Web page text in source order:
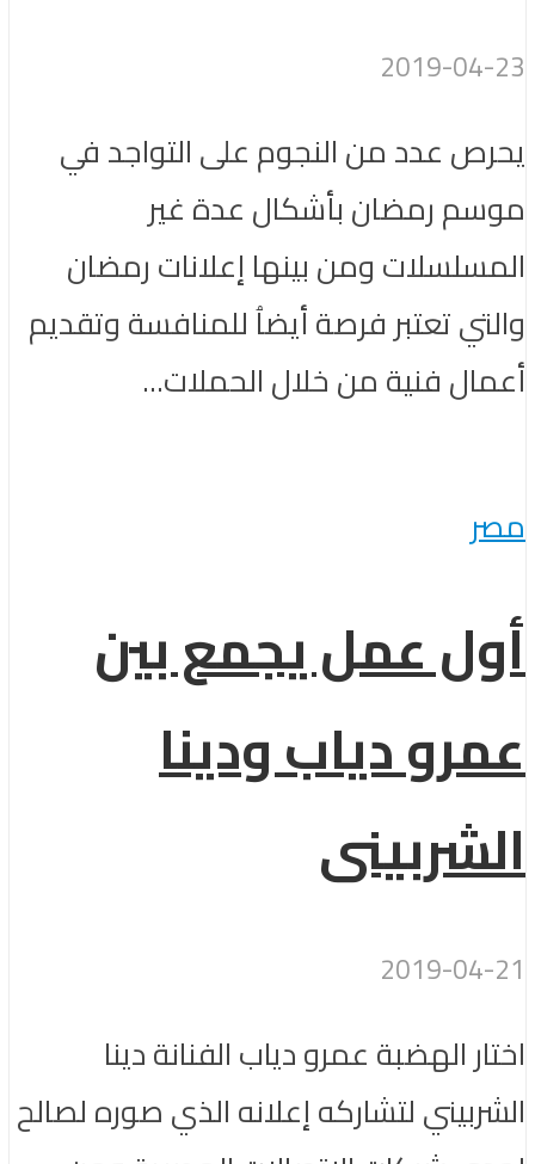
2019-04-23
يحرص عدد من النجوم على التواجد في
موسم رمضان بأشكال عدة غير
المسلسلات ومن بينها إعلانات رمضان
والتي تعتبر فرصة أيضاُ للمنافسة وتقديم
أعمال فنية من خلال الحملات...
مصر
أول عمل يجمع بين
عمرو دياب ودينا
الشربينى
2019-04-21
اختار الهضبة عمرو دياب الفنانة دينا
الشربيني لتشاركه إعلانه الذي صوره لصالح